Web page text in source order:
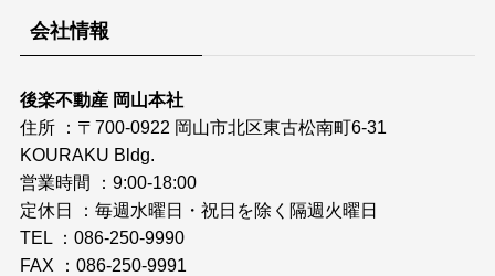
会社情報
後楽不動産 岡山本社
住所 ：〒700-0922 岡山市北区東古松南町6-31
KOURAKU Bldg.
営業時間 ：9:00-18:00
定休日 ：毎週水曜日・祝日を除く隔週火曜日
TEL ：086-250-9990
FAX ：086-250-9991